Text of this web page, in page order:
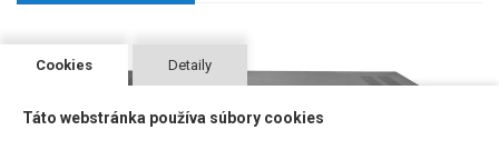
Cookies Detaily
Táto webstránka používa súbory cookies